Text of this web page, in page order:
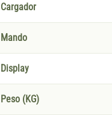
Cargador
Mando
Display
Peso (KG)